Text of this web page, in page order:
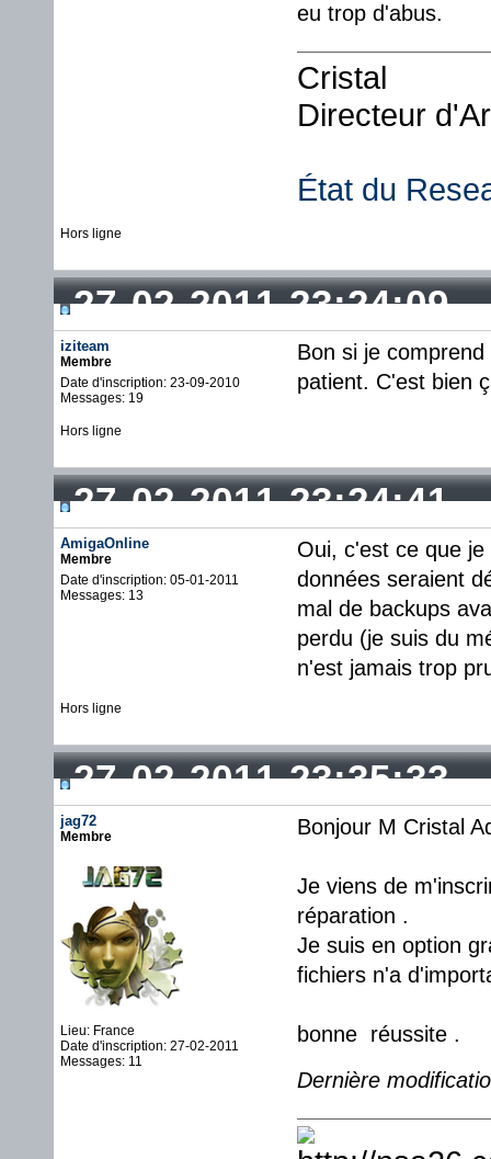
eu trop d'abus.
Cristal
Directeur
État du
Hors ligne
27-02-2011 23:24:09
iziteam
Membre
Date d'inscription: 23-09-2010
Messages: 19
Bon si je
patient. C'est bien
Hors ligne
27-02-2011 23:24:41
AmigaOnline
Membre
Date d'inscription: 05-01-2011
Messages: 13
Oui, c'est ce que
données seraient
mal de backups
perdu (je suis du
n'est jamais trop
Hors ligne
27-02-2011 23:35:33
jag72
Membre
Lieu: France
Date d'inscription: 27-02-2011
Messages: 11
Bonjour M Cristal
Je viens de
réparation .
Je suis en option
fichiers n'a
bonne réussite .
Dernière